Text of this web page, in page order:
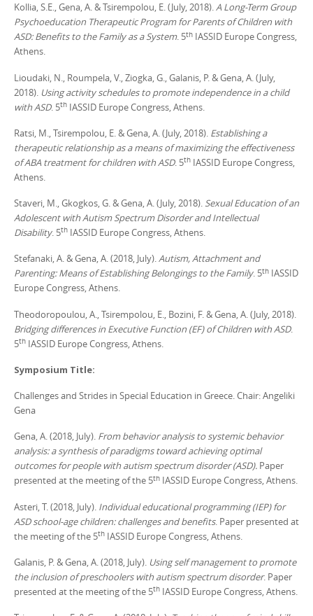
Kollia, S.E., Gena, A. & Tsirempolou, E. (July, 2018).A Long-Term Group
Psychoeducation Therapeutic Program for Parents of Children with
ASD: Benefits to the Family as a System. 5th IASSID Europe Congress,
Athens.
Lioudaki, N., Roumpela, V., Ziogka, G., Galanis, P. & Gena, A. (July,
2018). Using activity schedules to promote independence in a child
with ASD. 5th IASSID Europe Congress, Athens.
Ratsi, M., Tsirempolou, E. & Gena, A. (July, 2018). Establishing a
therapeutic relationship as a means of maximizing the effectiveness
of ABA treatment for children with ASD. 5th IASSID Europe Congress,
Athens.
Staveri, M., Gkogkos, G. & Gena, A. (July, 2018). Sexual Education of an
Adolescent with Autism Spectrum Disorder and Intellectual
Disability. 5th IASSID Europe Congress, Athens.
Stefanaki, A. & Gena, A. (2018, July).Autism, Attachment and
Parenting: Means of Establishing Belongings to the Family. 5th IASSID
Europe Congress, Athens.
Theodoropoulou, A., Tsirempolou, E., Bozini, F. & Gena, A. (July, 2018).
Bridging differences in Executive Function (EF) of Children with ASD.
5th IASSID Europe Congress, Athens.
Symposium Title:
Challenges and Strides in Special Education in Greece. Chair: Angeliki
Gena
Gena, A. (2018, July). From behavior analysis to systemic behavior
analysis: a synthesis of paradigms toward achieving optimal
outcomes for people with autism spectrum disorder (ASD). Paper
presented at the meeting of the 5th IASSID Europe Congress, Athens.
Asteri, T. (2018, July). Individual educational programming (IEP) for
ASD school-age children: challenges and benefits. Paper presented at
the meeting of the 5th IASSID Europe Congress, Athens.
Galanis, P. & Gena, A. (2018, July). Using self management to promote
the inclusion of preschoolers with autism spectrum disorder. Paper
presented at the meeting of the 5th IASSID Europe Congress, Athens.